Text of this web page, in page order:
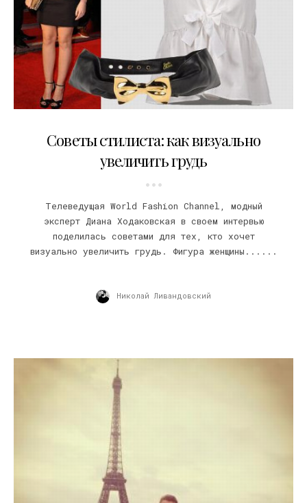
Советы стилиста: как визуально
увеличить грудь
Телеведущая World Fashion Channel, модный
эксперт Диана Ходаковская в своем интервью
поделилась советами для тех, кто хочет
визуально увеличить грудь. Фигура женщины......
Николай Ливандовский